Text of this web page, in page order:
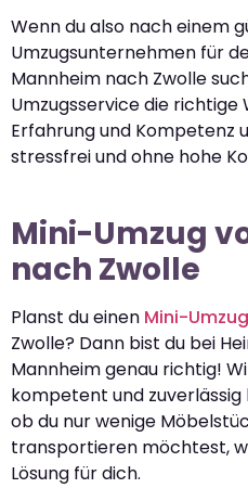
Wenn du also nach einem
Umzugsunternehmen für
Mannheim nach Zwolle
Umzugsservice die richtige
Erfahrung und Kompetenz
stressfrei und ohne hohe
Mini-Umzug
nach Zwolle
Planst du einen Mini-Umzug
Zwolle? Dann bist du bei
Mannheim genau richtig!
kompetent und zuverlässig
ob du nur wenige
transportieren möchtest,
Lösung für dich.